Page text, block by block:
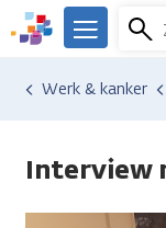
Overslaan
en
We
er
Kanker.nl
Menu
Werk & kanker
Interview